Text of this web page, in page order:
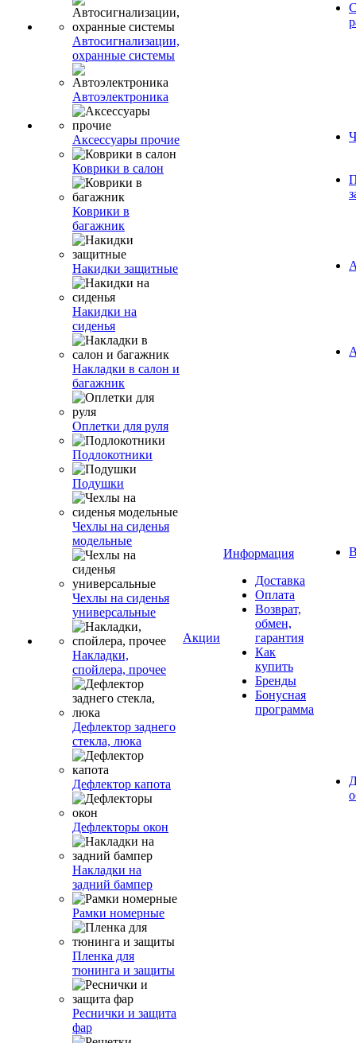
Автосигнализации,
охранные системы
Автоэлектроника
Аксессуары прочие
Коврики в салон
Коврики в
багажник
Накидки защитные
Накидки на
сиденья
Накладки в салон и
багажник
Оплетки для руля
Подлокотники
Подушки
Чехлы на сиденья
модельные
Чехлы на сиденья
универсальные
Накладки,
спойлера, прочее
Дефлектор заднего
стекла, люка
Дефлектор капота
Дефлекторы окон
Накладки на
задний бампер
Рамки номерные
Пленка для
тюнинга и защиты
Реснички и защита
фар
Акции
Информация
Доставка
Оплата
Возврат,
обмен,
гарантия
Как
купить
Бренды
Бонусная
программа